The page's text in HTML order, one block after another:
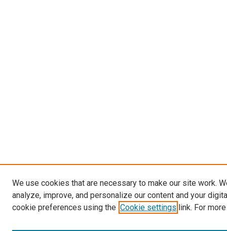
We use cookies that are necessary to make our site work.
analyze, improve, and personalize our content and your
cookie preferences using the Cookie settings link. For